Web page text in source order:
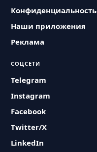
Конфиденциальность
Наши приложения
Реклама
СОЦСЕТИ
Telegram
Instagram
Facebook
Twitter/X
LinkedIn